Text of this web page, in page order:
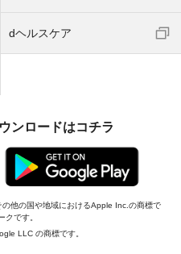
dヘルスケア
ンロードはコチラ
他の国や地域におけるApple Inc.の商標で
です。
LLC の商標です。